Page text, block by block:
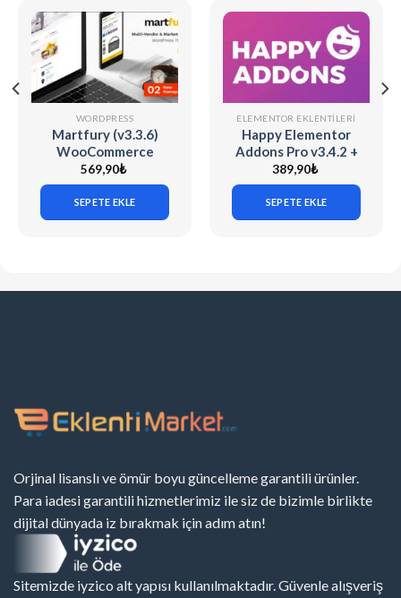
WORDPRESS
Martfury (v3.3.6)
WooCommerce
Marketplace
WordPress Theme
569,90₺
SEPETE EKLE
ELEMENTOR EKLENTILERI
Happy Elementor
Addons Pro v3.4.2 +
v3.20.3
389,90₺
SEPETE EKLE
Orjinal lisanslı ve ömür boyu güncelleme garantili ürünler.
Para iadesi garantili hizmetlerimiz ile siz de bizimle birlikte
dijital dünyada iz bırakmak için adım atın!
Sitemizde iyzico alt yapısı kullanılmaktadır. Güvenle alışveriş